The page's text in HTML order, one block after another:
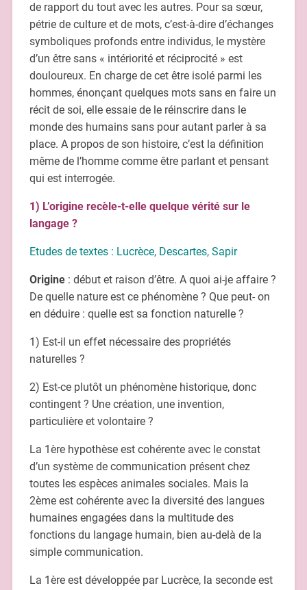
de rapport du tout avec les autres. Pour sa sœur,
pétrie de culture et de mots, c’est-à-dire d’échanges
symboliques profonds entre individus, le mystère
d’un être sans « intériorité et réciprocité » est
douloureux. En charge de cet être isolé parmi les
hommes, énonçant quelques mots sans en faire un
récit de soi, elle essaie de le réinscrire dans le
monde des humains sans pour autant parler à sa
place. A propos de son histoire, c’est la définition
même de l’homme comme être parlant et pensant
qui est interrogée.
1) L’origine recèle-t-elle quelque vérité sur le
langage ?
Etudes de textes : Lucrèce, Descartes, Sapir
Origine: début et raison d’être. A quoi ai-je affaire ?
De quelle nature est ce phénomène ? Que peut- on
en déduire : quelle est sa fonction naturelle ?
1) Est-il un effet nécessaire des propriétés
naturelles ?
2) Est-ce plutôt un phénomène historique, donc
contingent ? Une création, une invention,
particulière et volontaire ?
La 1ère hypothèse est cohérente avec le constat
d’un système de communication présent chez
toutes les espèces animales sociales. Mais la
2ème est cohérente avec la diversité des langues
humaines engagées dans la multitude des
fonctions du langage humain, bien au-delà de la
simple communication.
La 1ère est développée par Lucrèce, la seconde est